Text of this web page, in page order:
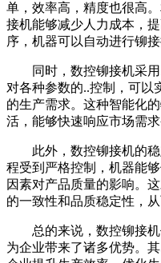
单，效率高，精度也很高
接机能够减少人力成本，
序，机器可以自动进行铆
同时，数控铆接机采
对各种参数的..控制，可以
的生产需求。这种智能化
活，能够快速响应市场需求
此外，数控铆接机的
程受到严格控制，机器能
因素对产品质量的影响。
的一致性和品质稳定性，
总的来说，数控铆接
为企业带来了诸多优势。